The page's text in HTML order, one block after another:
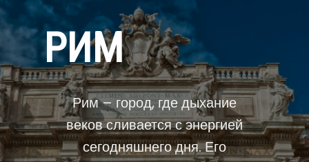
РИМ
Рим – город, где дыхание
веков сливается с энергией
сегодняшнего дня. Его